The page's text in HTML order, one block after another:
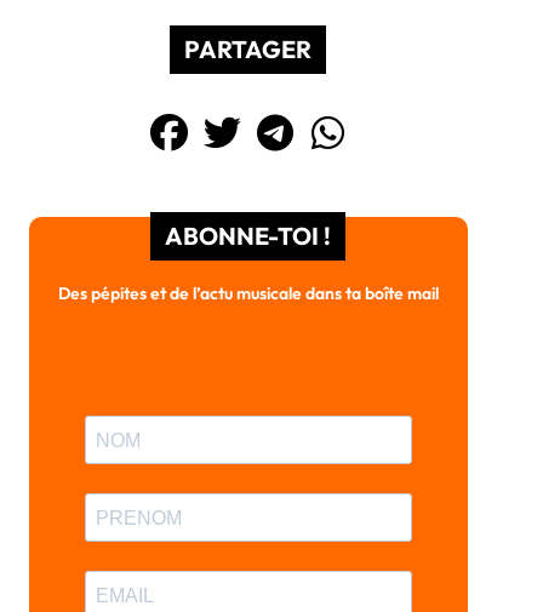
PARTAGER
ABONNE-TOI !
Des pépites et de l’actu musicale dans ta boîte mail